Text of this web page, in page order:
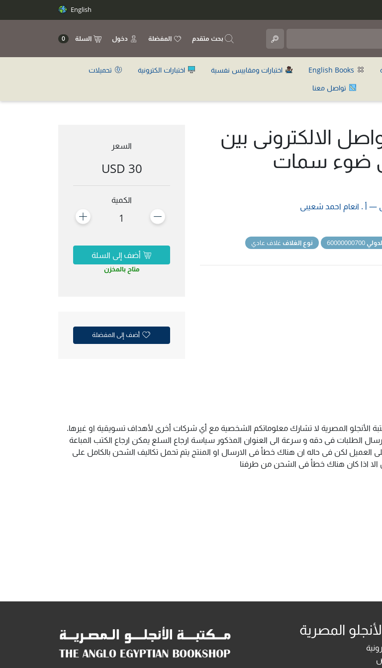
English
بحث متقدم المفضلة دخول السلة 0
اختبارات ومقاييس نفسية اختبارات الكترونية
تحميلات
تواصل معنا
الالكترونى بين
ضوء سمات
— أ . انعام احمد شعيبى
نوع الغلاف غلاف عادي
السعر
30 USD
الكمية
1
أضف إلى السلة
متاح بالمخزن
أضف إلى المفضلة
الأنجلو المصرية لا تشارك معلوماتكم الشخصية مع أي شركات أخرى لأهداف تسويقية او غيرها.
الطلبات فى دقه و سرعة الى العنوان المذكور سياسة ارجاع السلع يمكن ارجاع الكتب المباعة
لكن فى حاله ان هناك خطأ فى الارسال او المنتج يتم تحمل تكاليف الشحن بالكامل على
الا اذا كان هناك خطأ فى الشحن من طرفنا
المصرية